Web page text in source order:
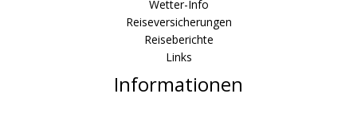
Wetter-Info
Reiseversicherungen
Reiseberichte
Links
Informationen